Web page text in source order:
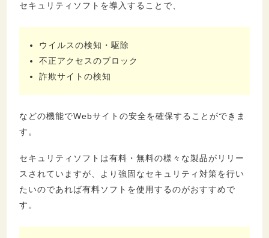
セキュリティソフトを導入することで、
ウイルスの検知・駆除
不正アクセスのブロック
詐欺サイトの検知
などの機能でWebサイトの安全を確保することができま
す。
セキュリティソフトは有料・無料の様々な製品がリリー
スされていますが、より強固なセキュリティ対策を行い
たいのであれば有料ソフトを使用するのがおすすめで
す。